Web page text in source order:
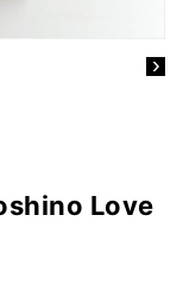
Love